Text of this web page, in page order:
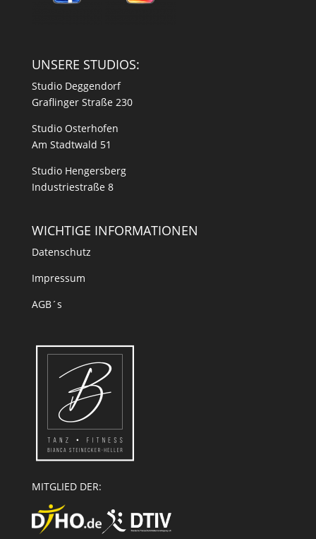
UNSERE STUDIOS:
Studio Deggendorf
Graflinger Straße 230
Studio Osterhofen
Am Stadtwald 51
Studio Hengersberg
Industriestraße 8
WICHTIGE INFORMATIONEN
Datenschutz
Impressum
AGB´s
MITGLIED DER: